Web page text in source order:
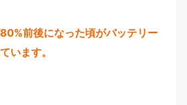
前後になった頃がバッテリー
います。